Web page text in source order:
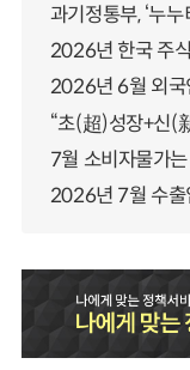
과기정통부, ‘누
2026년 한국 주
2026년 6월 외국
“초(超)성장+신(
7월 소비자물가
2026년 7월 수출